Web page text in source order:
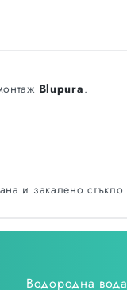
Blupura.
и закалено стъкло
Водородна вода